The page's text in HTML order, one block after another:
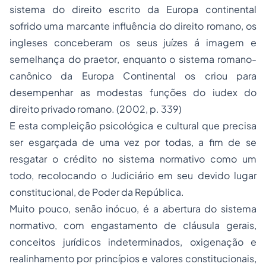
sistema do direito escrito da Europa continental
sofrido uma marcante influência do direito romano, os
ingleses conceberam os seus juízes á imagem e
semelhança do praetor, enquanto o sistema romano-
canônico da Europa Continental os criou para
desempenhar as modestas funções do iudexdo
direito privado romano. (2002, p. 339)
E esta compleição psicológica e cultural que precisa
ser esgarçada de uma vez por todas, a fim de se
resgatar o crédito no sistema normativo como um
todo, recolocando o Judiciário em seu devido lugar
constitucional, de Poder da República.
Muito pouco, senão inócuo, é a abertura do sistema
normativo, com engastamento de cláusula gerais,
conceitos jurídicos indeterminados, oxigenação e
realinhamento por princípios e valores constitucionais,